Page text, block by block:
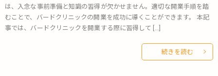
は、入念な事前準備と知識の習得が欠かせません。適切な開業手順を踏
むことで、バードクリニックの開業を成功に導くことができます。 本記
事では、バードクリニックを開業する際に習得して […]
続きを読む